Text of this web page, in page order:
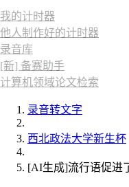
我的计时器
他人制作好的计时器
录音库
[新] 备赛助手
计算机领域论文检索
录音转文字
西北政法大学新生杯
[AI生成]流行语促进